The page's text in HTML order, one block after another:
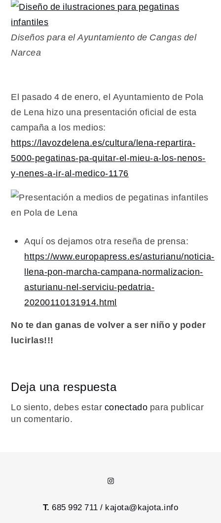
Diseños para el Ayuntamiento de Cangas del
Narcea
El pasado 4 de enero, el Ayuntamiento de Pola
de Lena hizo una presentación oficial de esta
campaña a los medios:
https://lavozdelena.es/cultura/lena-repartira-
5000-pegatinas-pa-quitar-el-mieu-a-los-nenos-
y-nenes-a-ir-al-medico-1176
Aquí os dejamos otra reseña de prensa:
https://www.europapress.es/asturianu/noticia-
llena-pon-marcha-campana-normalizacion-
asturianu-nel-serviciu-pedatria-
20200110131914.html
No te dan ganas de volver a ser niño y poder
lucirlas!!!
Deja una respuesta
Lo siento, debes estar conectado para publicar
un comentario.
Instagram
T. 685 992 711 / kajota@kajota.info